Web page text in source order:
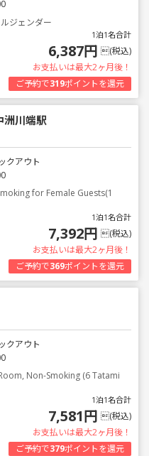
ジェンダー
1泊1名合計
6,387円 (税込)
お支払いは最大2ヶ月後！
ご予約で319ポイントを還元
洲川端駅
クアウト
for Female Guests(1
1泊1名合計
7,392円 (税込)
お支払いは最大2ヶ月後！
ご予約で369ポイントを還元
クアウト
Non-Smoking (6 Tatami
1泊1名合計
7,581円 (税込)
お支払いは最大2ヶ月後！
ご予約で379ポイントを還元